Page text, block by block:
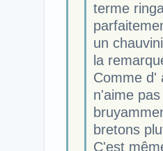
terme
un
la
Comme d'
n'aime
bretons
C'est